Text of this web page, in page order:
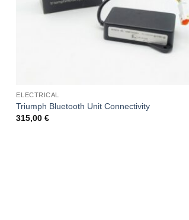
ELECTRICAL
Triumph Bluetooth Unit Connectivity
315,00€